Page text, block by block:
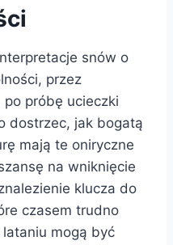
snów o
przez
próbę ucieczki
dostrzec, jak bogatą
mają te oniryczne
na wniknięcie
klucza do
czasem trudno
mogą być